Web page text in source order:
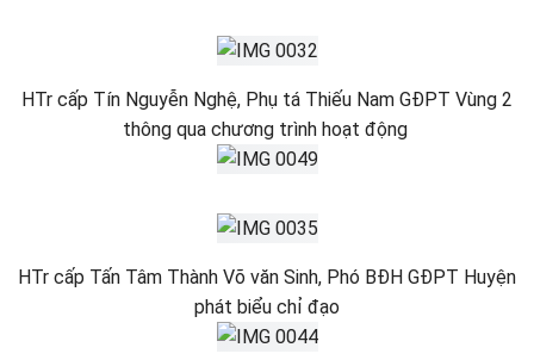
HTr cấp Tín Nguyễn Nghệ, Phụ tá Thiếu Nam GĐPT Vùng 2
thông qua chương trình hoạt động
HTr cấp Tấn Tâm Thành Võ văn Sinh, Phó BĐH GĐPT Huyện
phát biểu chỉ đạo